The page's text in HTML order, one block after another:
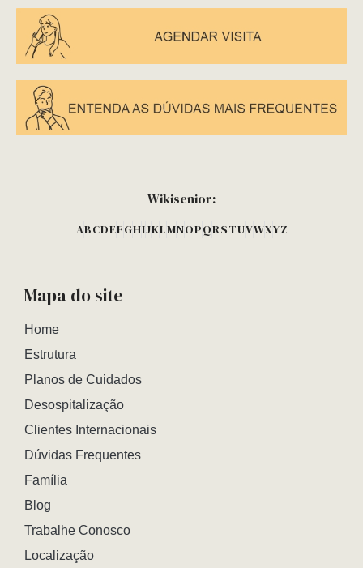
Wikisenior:
ABCDEFGHIJKLMNOPQRSTUVWXYZ
Mapa do site
Home
Estrutura
Planos de Cuidados
Desospitalização
Clientes Internacionais
Dúvidas Frequentes
Família
Blog
Trabalhe Conosco
Localização